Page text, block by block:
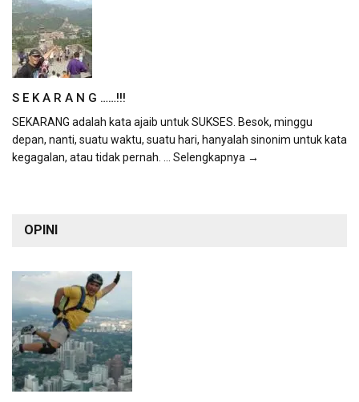
S E K A R A N G ……!!!
SEKARANG adalah kata ajaib untuk SUKSES. Besok, minggu
depan, nanti, suatu waktu, suatu hari, hanyalah sinonim untuk kata
kegagalan, atau tidak pernah.
... Selengkapnya →
OPINI